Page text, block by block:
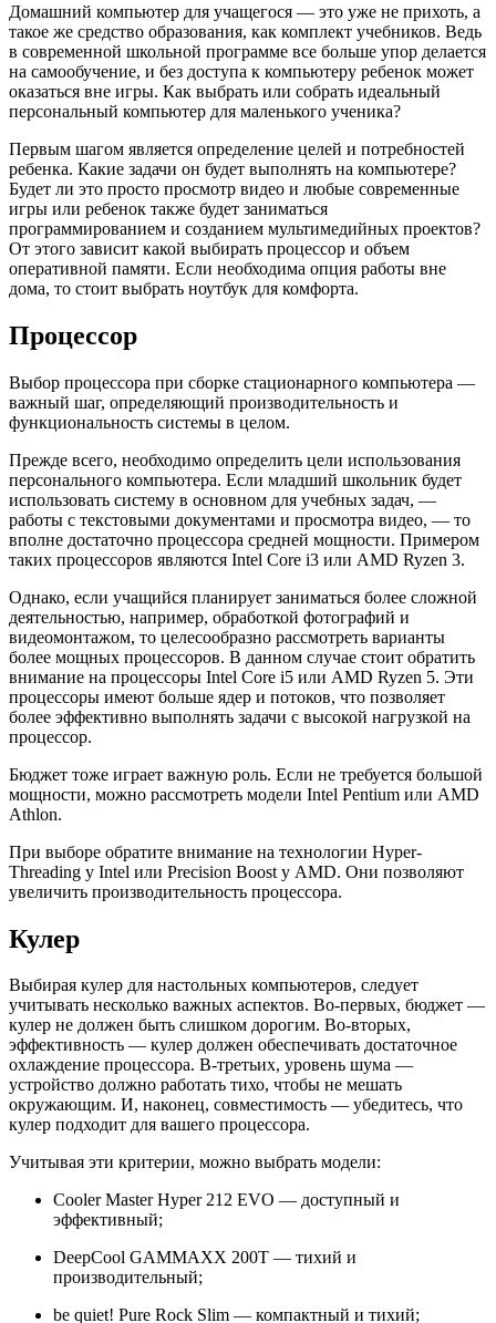
Домашний компьютер для учащегося — это уже не прихоть, а
такое же средство образования, как комплект учебников. Ведь
в современной школьной программе все больше упор делается
на самообучение, и без доступа к компьютеру ребенок может
оказаться вне игры. Как выбрать или собрать идеальный
персональный компьютер для маленького ученика?
Первым шагом является определение целей и потребностей
ребенка. Какие задачи он будет выполнять на компьютере?
Будет ли это просто просмотр видео и любые современные
игры или ребенок также будет заниматься
программированием и созданием мультимедийных проектов?
От этого зависит какой выбирать процессор и объем
оперативной памяти. Если необходима опция работы вне
дома, то стоит выбрать ноутбук для комфорта.
Процессор
Выбор процессора при сборке стационарного компьютера —
важный шаг, определяющий производительность и
функциональность системы в целом.
Прежде всего, необходимо определить цели использования
персонального компьютера. Если младший школьник будет
использовать систему в основном для учебных задач, —
работы с текстовыми документами и просмотра видео, — то
вполне достаточно процессора средней мощности. Примером
таких процессоров являются Intel Core i3 или AMD Ryzen 3.
Однако, если учащийся планирует заниматься более сложной
деятельностью, например, обработкой фотографий и
видеомонтажом, то целесообразно рассмотреть варианты
более мощных процессоров. В данном случае стоит обратить
внимание на процессоры Intel Core i5 или AMD Ryzen 5. Эти
процессоры имеют больше ядер и потоков, что позволяет
более эффективно выполнять задачи с высокой нагрузкой на
процессор.
Бюджет тоже играет важную роль. Если не требуется большой
мощности, можно рассмотреть модели Intel Pentium или AMD
Athlon.
При выборе обратите внимание на технологии Hyper-
Threading у Intel или Precision Boost у AMD. Они позволяют
увеличить производительность процессора.
Кулер
Выбирая кулер для настольных компьютеров, следует
учитывать несколько важных аспектов. Во-первых, бюджет —
кулер не должен быть слишком дорогим. Во-вторых,
эффективность — кулер должен обеспечивать достаточное
охлаждение процессора. В-третьих, уровень шума —
устройство должно работать тихо, чтобы не мешать
окружающим. И, наконец, совместимость — убедитесь, что
кулер подходит для вашего процессора.
Учитывая эти критерии, можно выбрать модели:
Cooler Master Hyper 212 EVO — доступный и
эффективный;
DeepCool GAMMAXX 200T — тихий и
производительный;
be quiet! Pure Rock Slim — компактный и тихий;